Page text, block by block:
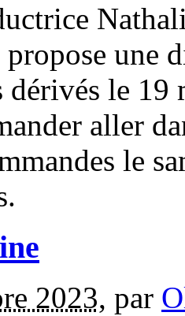
propose une
dérivés le 19
aller
le
2023, par